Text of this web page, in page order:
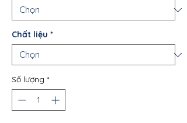
Chất liệu *
Số lượng *